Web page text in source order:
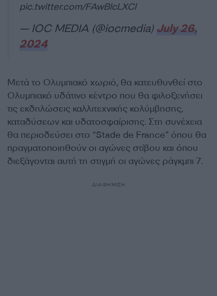
pic.twitter.com/FAwBlcLXCl
— IOC MEDIA (@iocmedia) July 26,
2024
Μετά το Ολυμπιακό χωριό, θα κατευθυνθεί στο
Ολυμπιακό υδάτινο κέντρο που θα φιλοξενήσει
τις εκδηλώσεις καλλιτεχνικής κολύμβησης,
καταδύσεων και υδατοσφαίρισης. Στη συνέχεια
θα περιοδεύσει στο “Stade de France” όπου θα
πραγματοποιηθούν οι αγώνες στίβου και όπου
διεξάγονται αυτή τη στιγμή οι αγώνες ράγκμπι 7.
ΔΙΑΦΗΜΙΣΗ